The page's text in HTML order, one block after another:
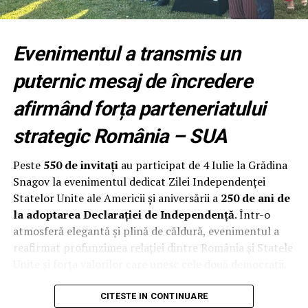
Fundația Națională a Tinerilor Manageri (FNTM)
organizează noua serie RPEP, un program construit
Quality Award, cu sprijinul RePatriot pentru atragerea
unor executivi români cu experiență internațională.
Programul începe cu un modul intensiv desfășurat la
București, urmat de opt luni de implementare și
mentorat. Participanții aplică metodologia direct în
propria organizație, își evaluează procesele, identifică
punctele forte și ariile de îmbunătățire și construiesc un
plan concret de creștere a performanței.
Programul se adresează directorilor generali,
antreprenorilor și managerilor cu responsabilitate
directă asupra performanței organizației și este deschis
medicale și organizațiilor din administrația publică.
Evenimentul a transmis un
puternic mesaj de încredere
afirmând forța parteneriatului
strategic România – SUA
Peste 550 de invitațiau participat de 4 Iulie la Grădina
Snagov la evenimentul dedicat Zilei Independenței
Statelor Unite ale Americii și aniversării a 250 de ani de
la adoptarea Declarației de Independență. Într-o
atmosferă elegantă și plină de căldură, evenimentul a
reafirmat profunzimea relației dintre România și Statele
Evenimentul organizat deAlianța(The Alliance for
CITESTE IN CONTINUARE